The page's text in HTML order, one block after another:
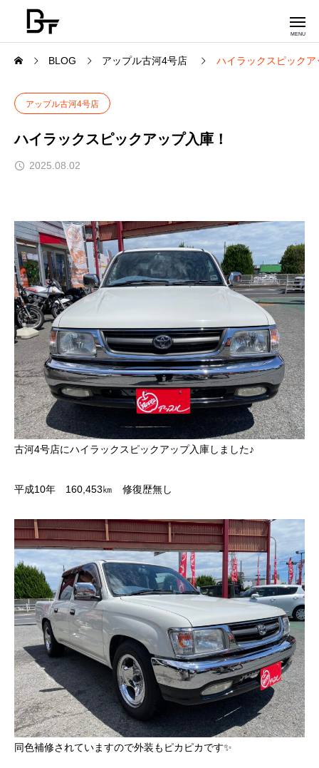
BLOG アップル古河4号店 ハイラックスピックア
アップル古河4号店
ハイラックスピックアップ入庫！
2025.08.02
古河4号店にハイラックスピックアップ入庫しました♪
平成10年 160,453㎞ 修復歴無し
同色補修されていますので外装もピカピカです✨